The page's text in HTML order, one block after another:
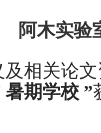
阿木实验
及相关论
暑期学校 ”